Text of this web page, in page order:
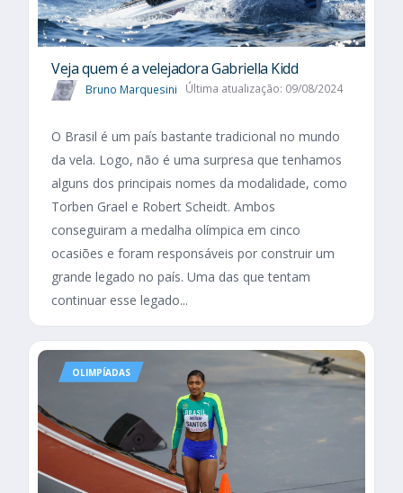
Veja quem é a velejadora Gabriella Kidd
Bruno Marquesini Última atualização: 09/08/2024
O Brasil é um país bastante tradicional no mundo
da vela. Logo, não é uma surpresa que tenhamos
alguns dos principais nomes da modalidade, como
Torben Grael e Robert Scheidt. Ambos
conseguiram a medalha olímpica em cinco
ocasiões e foram responsáveis por construir um
grande legado no país. Uma das que tentam
continuar esse legado...
OLIMPÍADAS